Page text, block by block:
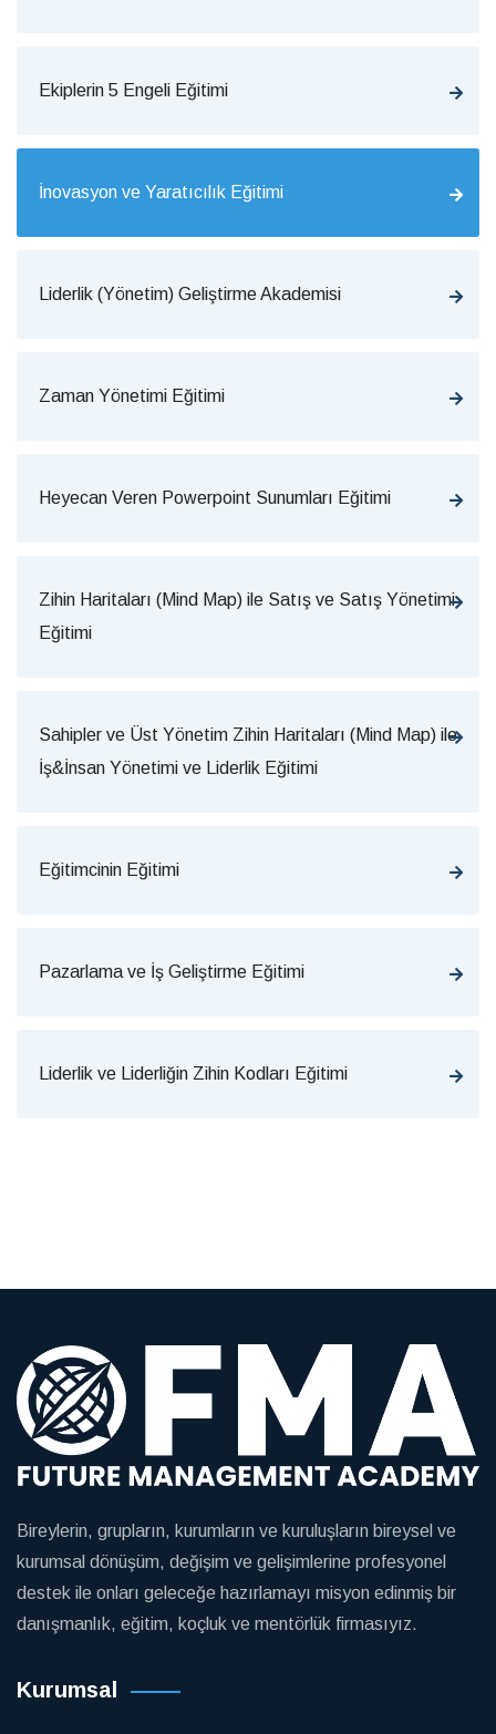
Ekiplerin 5 Engeli Eğitimi
İnovasyon ve Yaratıcılık Eğitimi
Liderlik (Yönetim) Geliştirme Akademisi
Zaman Yönetimi Eğitimi
Heyecan Veren Powerpoint Sunumları Eğitimi
Zihin Haritaları (Mind Map) ile Satış ve Satış Yönetimi
Eğitimi
Sahipler ve Üst Yönetim Zihin Haritaları (Mind Map) ile
İş&İnsan Yönetimi ve Liderlik Eğitimi
Eğitimcinin Eğitimi
Pazarlama ve İş Geliştirme Eğitimi
Liderlik ve Liderliğin Zihin Kodları Eğitimi
Bireylerin, grupların, kurumların ve kuruluşların bireysel ve
kurumsal dönüşüm, değişim ve gelişimlerine profesyonel
destek ile onları geleceğe hazırlamayı misyon edinmiş bir
danışmanlık, eğitim, koçluk ve mentörlük firmasıyız.
Kurumsal